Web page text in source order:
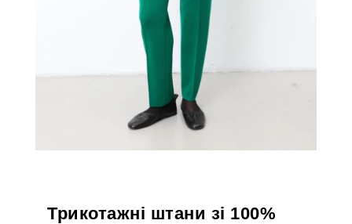
Трикотажні штани зі 100%